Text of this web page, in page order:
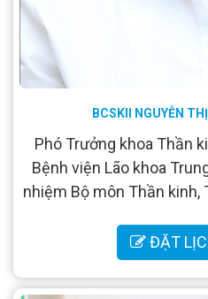
BCSKII NGUYỄN
Phó Trưởng khoa Thần
Bệnh viện Lão khoa
nhiệm Bộ môn Thần kinh,
ĐẶT